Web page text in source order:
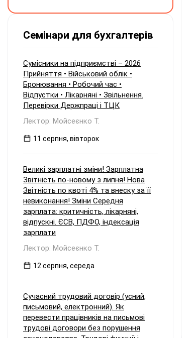
Семінари для бухгалтерів
Сумісники на підприємстві – 2026
Прийняття • Військовий облік •
Бронювання • Робочий час •
Відпустки • Лікарняні • Звільнення.
Перевірки Держпраці і ТЦК
Лектор: Мойсеєнко Т.
11 серпня, вівторок
Великі зарплатні зміни! Зарплатна
Звітність по-новому з липня! Нова
Звітність по квоті 4% та внеску за її
невиконання! Зміни Середня
зарплата: критичність, лікарняні,
відпускні. ЄСВ, ПДФО, індексація
зарплати
Лектор: Мойсеєнко Т.
12 серпня, середа
Сучасний трудовий договір (усний,
письмовий, електронний). Як
перевести працівників на письмові
трудові договори без порушення